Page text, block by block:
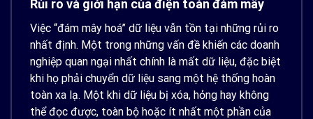
Rủi ro và giới hạn của điện toán đám mây
Việc “đám mây hoá” dữ liệu vẫn tồn tại những rủi ro
nhất định. Một trong những vấn đề khiến các doanh
nghiệp quan ngại nhất chính là mất dữ liệu, đặc biệt
khi họ phải chuyển dữ liệu sang một hệ thống hoàn
toàn xa lạ. Một khi dữ liệu bị xóa, hỏng hay không
thể đọc được, toàn bộ hoặc ít nhất một phần của